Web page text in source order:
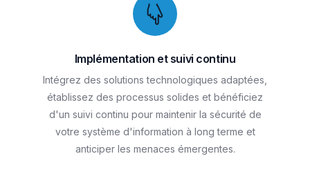
Implémentation et suivi continu
Intégrez des solutions technologiques adaptées,
établissez des processus solides et bénéficiez
d'un suivi continu pour maintenir la sécurité de
votre système d'information à long terme et
anticiper les menaces émergentes.